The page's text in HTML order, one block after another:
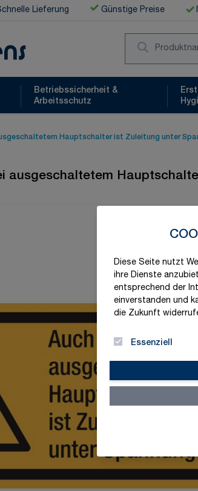
Diese Seite nutzt
ihre Dienste
entsprechend der
einverstanden und
die Zukunft
Essenziell
Lieferung Günstige Preise
Betriebssicherheit &
Arbeitsschutz
Hauptschalter ist Zuleitung unter
ausgeschaltetem